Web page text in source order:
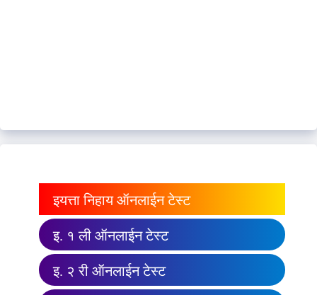
इयत्ता निहाय ऑनलाईन टेस्ट
इ. १ ली ऑनलाईन टेस्ट
इ. २ री ऑनलाईन टेस्ट